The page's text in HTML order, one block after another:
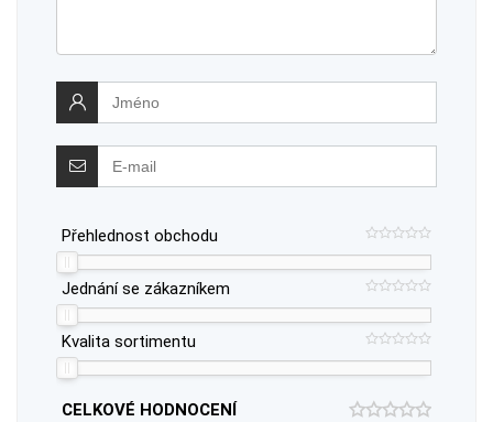
Přehlednost obchodu
Jednání se zákazníkem
Kvalita sortimentu
CELKOVÉ HODNOCENÍ